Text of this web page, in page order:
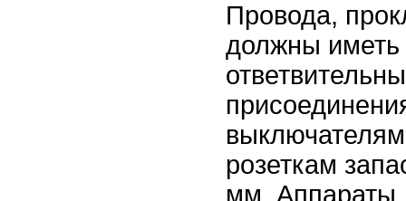
Провода,
должны иметь
розеткам
мм.